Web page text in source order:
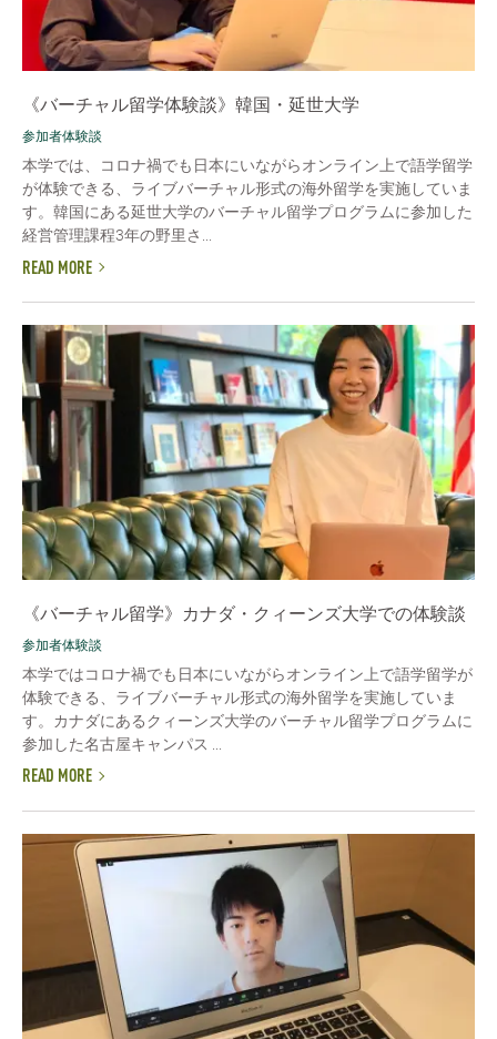
《バーチャル留学体験談》韓国・延世大学
参加者体験談
本学では、コロナ禍でも日本にいながらオンライン上で語学留学
が体験できる、ライブバーチャル形式の海外留学を実施していま
す。韓国にある延世大学のバーチャル留学プログラムに参加した
経営管理課程3年の野里さ...
READ MORE
《バーチャル留学》カナダ・クィーンズ大学での体験談
参加者体験談
本学ではコロナ禍でも日本にいながらオンライン上で語学留学が
体験できる、ライブバーチャル形式の海外留学を実施していま
す。カナダにあるクィーンズ大学のバーチャル留学プログラムに
参加した名古屋キャンパス ...
READ MORE